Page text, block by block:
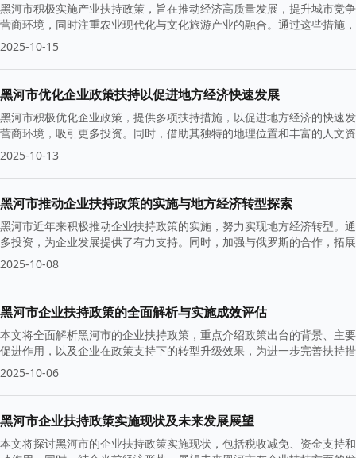
黑河市积极实施产业扶持政策，旨在推动经济高质量发展，提升城市竞
营商环境，同时注重农业现代化与文化旅游产业的融合。通过这些措施
2025-10-15
黑河市优化企业政策扶持以促进地方经济快速发展
黑河市积极优化企业政策，提供多项扶持措施，以促进地方经济的快速
营商环境，吸引更多投资。同时，借助其独特的地理位置和丰富的人文
2025-10-13
黑河市推动企业扶持政策的实施与地方经济转型探索
黑河市近年来积极推动企业扶持政策的实施，努力实现地方经济转型。
多投资，为企业发展提供了有力支持。同时，加强与俄罗斯的合作，拓
2025-10-08
黑河市企业扶持政策的全面解析与实施成效评估
本文将全面解析黑河市的企业扶持政策，重点介绍政策出台的背景、主
促进作用，以及企业在政策支持下的转型升级效果，为进一步完善扶持
2025-10-06
黑河市企业扶持政策实施现状及未来发展展望
本文将探讨黑河市的企业扶持政策实施现状，包括税收减免、资金支持